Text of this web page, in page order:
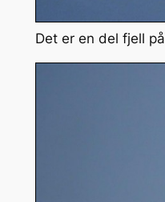
Det er en del fjell